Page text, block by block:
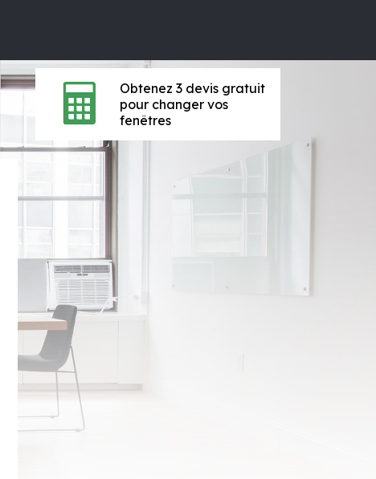
Obtenez 3 devis gratuit
pour changer vos
fenêtres